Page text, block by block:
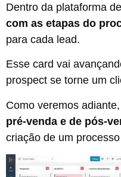
Dentro da plataforma
com as etapas do
para cada lead.
Esse card vai
prospect se torne um
Como veremos
pré-venda e de pós-
criação de um